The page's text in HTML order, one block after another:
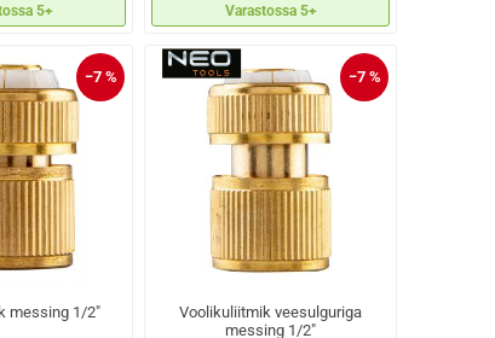
5+ Varastossa 5+
−7 %
messing 1/2"
−7 %
Voolikuliitmik veesulguriga
messing 1/2"